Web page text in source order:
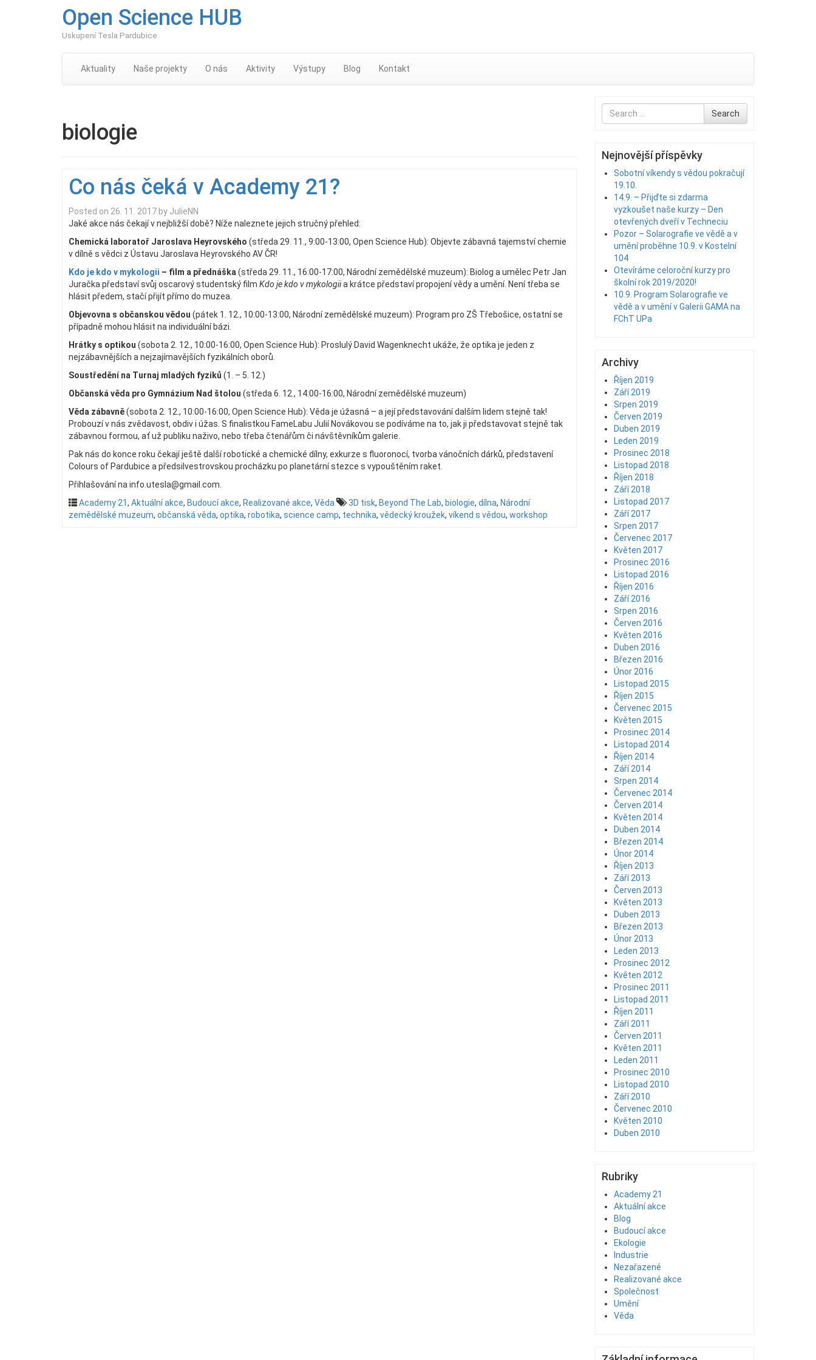
Open Science HUB
Uskupení Tesla Pardubice
Aktuality Naše projekty O nás Aktivity Výstupy Blog Kontakt
biologie
Co nás čeká v Academy 21?
Posted on 26. 11. 2017 by JulieNN
Jaké akce nás čekají v nejbližší době? Níže naleznete jejich stručný přehled:
Chemická laboratoř Jaroslava Heyrovského (středa 29. 11., 9:00-13:00, Open Science Hub): Objevte zábavná tajemství chemie
v dílně s vědci z Ústavu Jaroslava Heyrovského AV ČR!
Kdo je kdo v mykologii – film a přednáška (středa 29. 11., 16:00-17:00, Národní zemědělské muzeum): Biolog a umělec Petr Jan
Juračka představí svůj oscarový studentský film Kdo je kdo v mykologiia krátce představí propojení vědy a umění. Není třeba se
hlásit předem, stačí přijít přímo do muzea.
Objevovna s občanskou vědou (pátek 1. 12., 10:00-13:00, Národní zemědělské muzeum): Program pro ZŠ Třebošice, ostatní se
případně mohou hlásit na individuální bázi.
Hrátky s optikou (sobota 2. 12., 10:00-16:00, Open Science Hub): Proslulý David Wagenknecht ukáže, že optika je jeden z
nejzábavnějších a nejzajímavějších fyzikálních oborů.
Soustředění na Turnaj mladých fyziků (1. – 5. 12.)
Občanská věda pro Gymnázium Nad štolou (středa 6. 12., 14:00-16:00, Národní zemědělské muzeum)
Věda zábavně(sobota 2. 12., 10:00-16:00, Open Science Hub): Věda je úžasná – a její představování dalším lidem stejně tak!
Probouzí v nás zvědavost, obdiv i úžas. S finalistkou FameLabu Julií Novákovou se podíváme na to, jak ji představovat stejně tak
zábavnou formou, ať už publiku naživo, nebo třeba čtenářům či návštěvníkům galerie.
Pak nás do konce roku čekají ještě další robotické a chemické dílny, exkurze s fluoronocí, tvorba vánočních dárků, představení
Colours of Pardubice a předsilvestrovskou procházku po planetární stezce s vypouštěním raket.
Přihlašování na info.utesla@gmail.com.
Academy 21, Aktuální akce, Budoucí akce, Realizované akce, Věda 3D tisk, Beyond The Lab, biologie, dílna, Národní
zemědělské muzeum, občanská věda, optika, robotika, science camp, technika, vědecký kroužek, víkend s vědou, workshop
Search
for
Search
Nejnovější příspěvky
Sobotní víkendy s vědou pokračují
19.10.
14.9. – Přijďte si zdarma
vyzkoušet naše kurzy – Den
otevřených dveří v Techneciu
Pozor – Solarografie ve vědě a v
umění proběhne 10.9. v Kostelní
104
Otevíráme celoroční kurzy pro
školní rok 2019/2020!
10.9. Program Solarografie ve
vědě a v umění v Galerii GAMA na
FChT UPa
Archivy
Říjen 2019
Září 2019
Srpen 2019
Červen 2019
Duben 2019
Leden 2019
Prosinec 2018
Listopad 2018
Říjen 2018
Září 2018
Listopad 2017
Září 2017
Srpen 2017
Červenec 2017
Květen 2017
Prosinec 2016
Listopad 2016
Říjen 2016
Září 2016
Srpen 2016
Červen 2016
Květen 2016
Duben 2016
Březen 2016
Únor 2016
Listopad 2015
Říjen 2015
Červenec 2015
Květen 2015
Prosinec 2014
Listopad 2014
Říjen 2014
Září 2014
Srpen 2014
Červenec 2014
Červen 2014
Květen 2014
Duben 2014
Březen 2014
Únor 2014
Říjen 2013
Září 2013
Červen 2013
Květen 2013
Duben 2013
Březen 2013
Únor 2013
Leden 2013
Prosinec 2012
Květen 2012
Prosinec 2011
Listopad 2011
Říjen 2011
Září 2011
Červen 2011
Květen 2011
Leden 2011
Prosinec 2010
Listopad 2010
Září 2010
Červenec 2010
Květen 2010
Duben 2010
Rubriky
Academy 21
Aktuální akce
Blog
Budoucí akce
Ekologie
Industrie
Nezařazené
Realizované akce
Společnost
Umění
Věda